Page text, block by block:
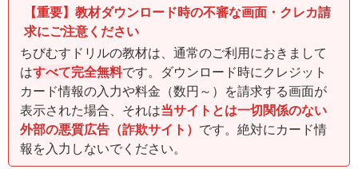
【重要】教材ダウンロード時の不審な画面・クレカ請
求にご注意ください
ちびむすドリルの教材は、通常のご利用におきまして
はすべて完全無料です。ダウンロード時にクレジット
カード情報の入力や料金（数円～）を請求する画面が
表示された場合、それは当サイトとは一切関係のない
外部の悪質広告（詐欺サイト） です。絶対にカード情
報を入力しないでください。